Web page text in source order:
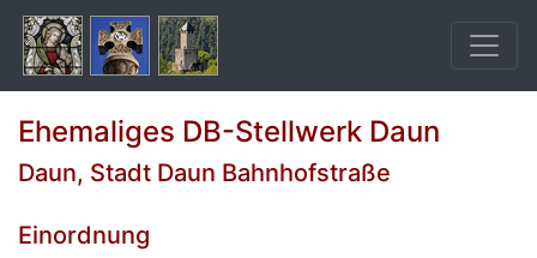
Ehemaliges DB-Stellwerk Daun
Daun, Stadt Daun Bahnhofstraße
Einordnung